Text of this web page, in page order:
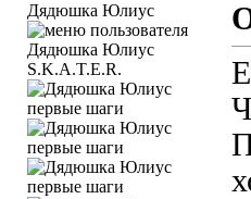
Дядюшка Юлиус
S.K.A.T.E.R.